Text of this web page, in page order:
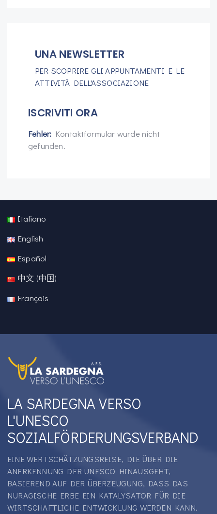
UNA NEWSLETTER
PER SCOPRIRE GLI APPUNTAMENTI E LE
ATTIVITÀ DELL'ASSOCIAZIONE
ISCRIVITI ORA
Fehler: Kontaktformular wurde nicht
gefunden.
Italiano
English
Español
中文 (中国)
Français
LA SARDEGNA VERSO
L'UNESCO
SOZIALFÖRDERUNGSVERBAND
EINE WERTSCHÄTZUNGSREISE, DIE ÜBER DIE
ANERKENNUNG DER UNESCO HINAUSGEHT,
BASIEREND AUF DER ÜBERZEUGUNG, DASS DAS
NURAGISCHE ERBE EIN KATALYSATOR FÜR DIE
WIRTSCHAFTLICHE ENTWICKLUNG WERDEN KANN.